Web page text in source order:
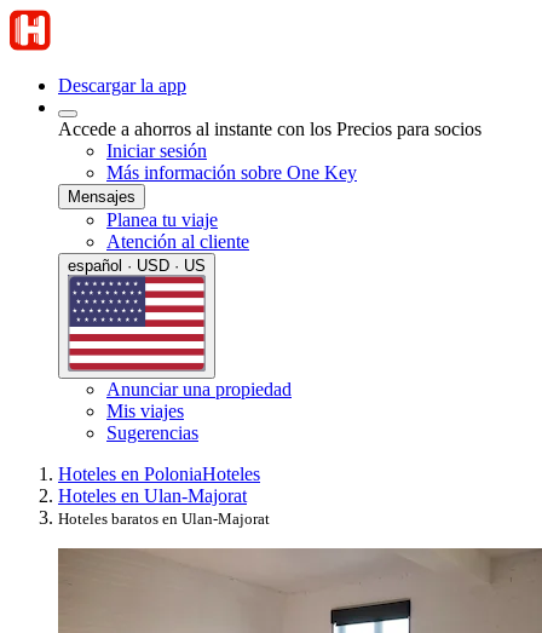
Descargar la app
Accede a ahorros al instante con los Precios para socios
Iniciar sesión
Más información sobre One Key
Mensajes
Planea tu viaje
Atención al cliente
español · USD · US
Anunciar una propiedad
Mis viajes
Sugerencias
Hoteles en PoloniaHoteles
Hoteles en Ulan-Majorat
Hoteles baratos en Ulan-Majorat